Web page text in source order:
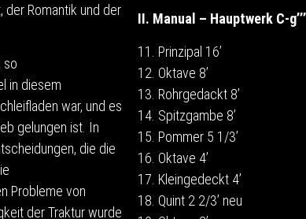
der Romantik und der
so
in diesem
war, und es
gelungen ist. In
die die
Probleme von
der Traktur wurde
II. Manual – Hauptwerk C-g’’’
11. Prinzipal 16’
12. Oktave 8’
13. Rohrgedackt 8’
14. Spitzgambe 8’
15. Pommer 5 1/3’
16. Oktave 4’
17. Kleingedeckt 4’
18. Quint 2 2/3’ neu